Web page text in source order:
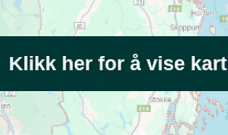
Klikk her for å vise kart